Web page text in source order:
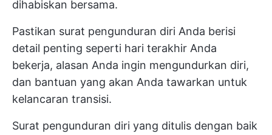
dihabiskan bersama.
Pastikan surat pengunduran diri Anda berisi
detail penting seperti hari terakhir Anda
bekerja, alasan Anda ingin mengundurkan diri,
dan bantuan yang akan Anda tawarkan untuk
kelancaran transisi.
Surat pengunduran diri yang ditulis dengan baik